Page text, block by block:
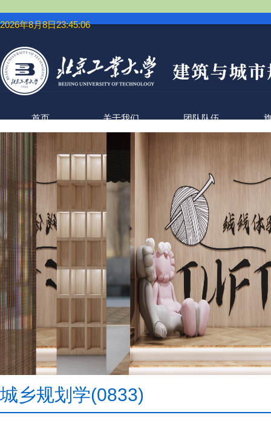
2026年8月8日23:45:06
首页 关于我们 团队队伍
城乡规划学(0833)